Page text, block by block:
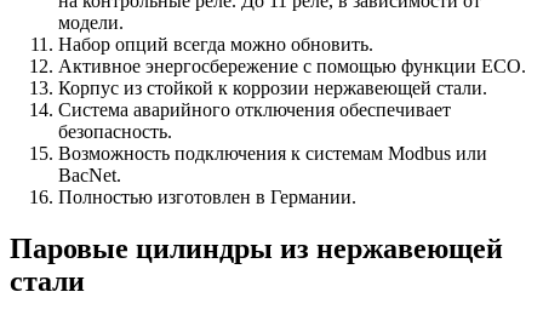
модели.
Набор опций всегда можно обновить.
Активное энергосбережение с помощью функции ECO.
Корпус из стойкой к коррозии нержавеющей стали.
Система аварийного отключения обеспечивает
безопасность.
Возможность подключения к системам Modbus или
BacNet.
Полностью изготовлен в Германии.
Паровые цилиндры из нержавеющей
стали